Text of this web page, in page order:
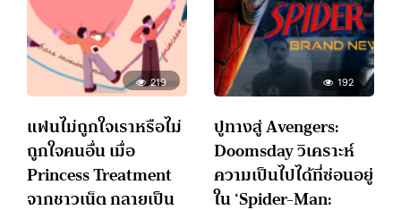
219
แฟนไม่ถูกใจเราหรือไม่
ถูกใจคนอื่น เมื่อ
Princess Treatment
จากชาวเน็ต กลายเป็น
192
ปูทางสู่ Avengers:
Doomsday วิเคราะห์
ความเป็นไปได้ที่ซ่อนอยู่
ใน ‘Spider-Man: